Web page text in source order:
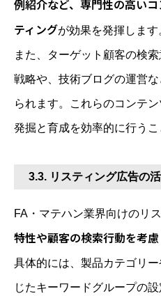
例紹介など、専門性の高い
ティングが効果を発揮します
また、ターゲット顧客の検
戦略や、技術ブログの運営
られます。これらのコンテ
発掘と育成を効率的に行うこ
3.3. リスティング広告の
FA・マテハン業界向けのリ
特性や顧客の検索行動を考
具体的には、製品カテゴリ
じたキーワードグループの設